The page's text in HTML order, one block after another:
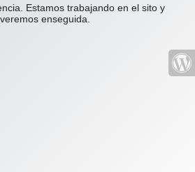
Estamos trabajando en el sito y
enseguida.